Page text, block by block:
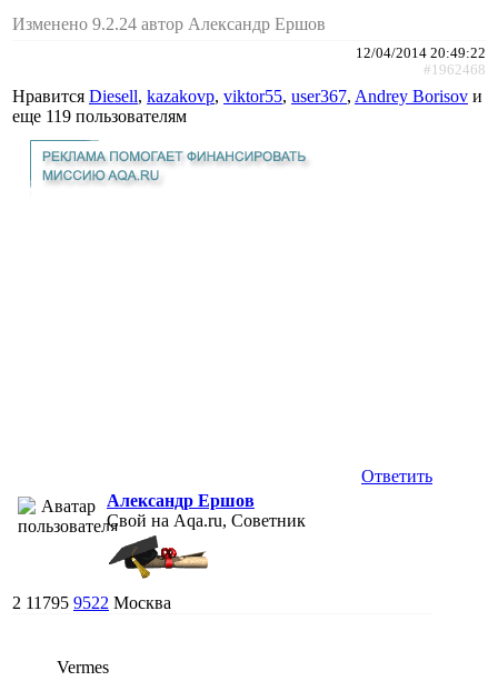
Изменено 9.2.24 автор Александр Ершов
12/04/2014 20:49:22
#1962468
Нравится Diesell, kazakovp, viktor55, user367, Andrey Borisov и
еще 119 пользователям
Ответить
Александр Ершов
Свой на Aqa.ru, Советник
2 11795 9522 Москва
Vermes